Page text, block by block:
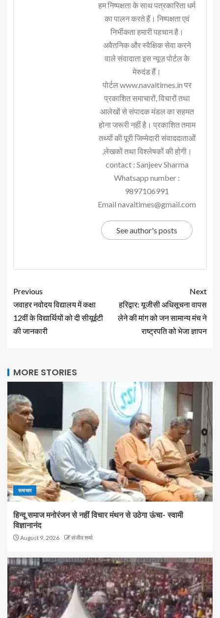
हम निष्पक्षता के साथ पत्रकारिता धर्म
का पालन करते हैं। निष्पक्षता एवं
निर्भीकता हमारी पहचान है।
अवैतनिक और स्वैक्षिक सेवा करने
वाले संवादाता इस न्यूज़ पोर्टल के
मेरुदंड हैं।
पोर्टल www.navaltimes.in पर
प्रकाशित समाचारों, विचारों तथा
आलेखों से संपादक मंडल का सहमत
होना जरूरी नहीं है। प्रकाशित तमाम
तथ्यों की पूरी जिम्मेदारी संवाददाताओं
,लेखकों तथा विश्लेषकों की होगी।
contact : Sanjeev Sharma
Whatsapp number :
9897106991
Email navaltimes@gmail.com
See author's posts
Previous
जवाहर नवोदय विद्यालय में कक्षा
12वीं के विद्यार्थियों को दी सीयूईटी
की जानकारी
Next
हरिद्वार: यूजीसी अधिसूचना वापस
लेने की मांग को जन सामान्य मंच ने
राष्ट्रपति को भेजा ज्ञापन
MORE STORIES
समाचार
हिन्दू समाज मनोरंजन से नहीं विचार मंथन से उठेगा ऊंचा- स्वामी
विज्ञानानंद
August 9, 2026 संजीव शर्मा